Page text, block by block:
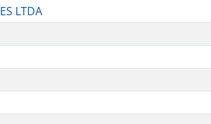
LTDA